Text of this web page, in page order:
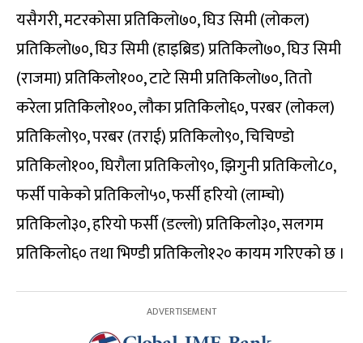
यसैगरी, मटरकोसा प्रतिकिलो७०, घिउ सिमी (लोकल)
प्रतिकिलो७०, घिउ सिमी (हाइब्रिड) प्रतिकिलो७०, घिउ सिमी
(राजमा) प्रतिकिलो१००, टाटे सिमी प्रतिकिलो७०, तितो
करेला प्रतिकिलो१००, लौका प्रतिकिलो६०, परबर (लोकल)
प्रतिकिलो९०, परबर (तराई) प्रतिकिलो९०, चिचिण्डो
प्रतिकिलो१००, घिरौला प्रतिकिलो९०, झिगुनी प्रतिकिलो८०,
फर्सी पाकेको प्रतिकिलो५०, फर्सी हरियो (लाम्चो)
प्रतिकिलो३०, हरियो फर्सी (डल्लो) प्रतिकिलो३०, सलगम
प्रतिकिलो६० तथा भिण्डी प्रतिकिलो१२० कायम गरिएको छ ।